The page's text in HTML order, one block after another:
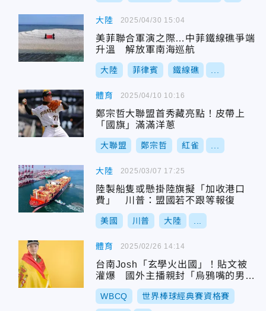
大陸
美菲聯合軍演之際…中菲鐵線礁爭端
升溫 解放軍南海巡航
大陸 菲律賓 鐵線礁
2025/04/30 15:04
體育
鄭宗哲大聯盟首秀藏亮點！皮帶上
「國旗」滿滿洋蔥
大聯盟 鄭宗哲 紅雀
2025/04/10 10:16
大陸
陸製船隻或懸掛陸旗擬「加收港口
費」 川普：盟國若不跟等報復
美國 川普 大陸
2025/03/07 17:25
體育
台南Josh「玄學火出國」！貼文被
灌爆 國外主播親封「烏鴉嘴的男
人」
WBCQ 世界棒球經典賽資格賽
2025/02/26 14:14